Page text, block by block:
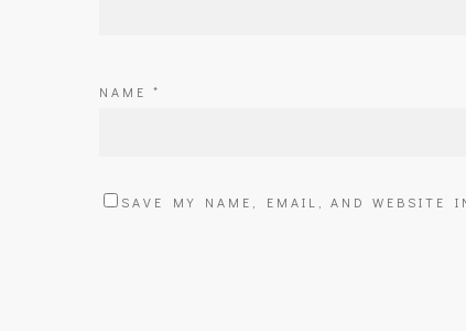
NAME *
SAVE MY NAME, EMAIL, AND WEBSITE